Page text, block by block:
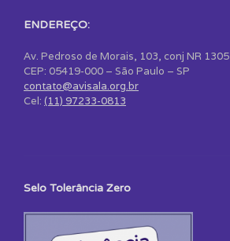
ENDEREÇO:
Av. Pedroso de Morais, 103, conj NR 1305
CEP: 05419-000 – São Paulo – SP
contato@avisala.org.br
Cel: (11) 97233-0813
Selo Tolerância Zero